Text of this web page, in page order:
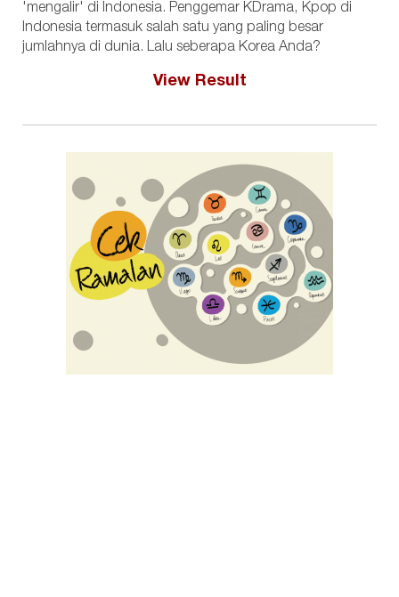
'mengalir' di Indonesia. Penggemar KDrama, Kpop di
Indonesia termasuk salah satu yang paling besar
jumlahnya di dunia. Lalu seberapa Korea Anda?
View Result